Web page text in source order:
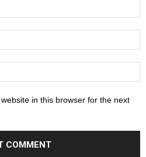
in this browser for the next